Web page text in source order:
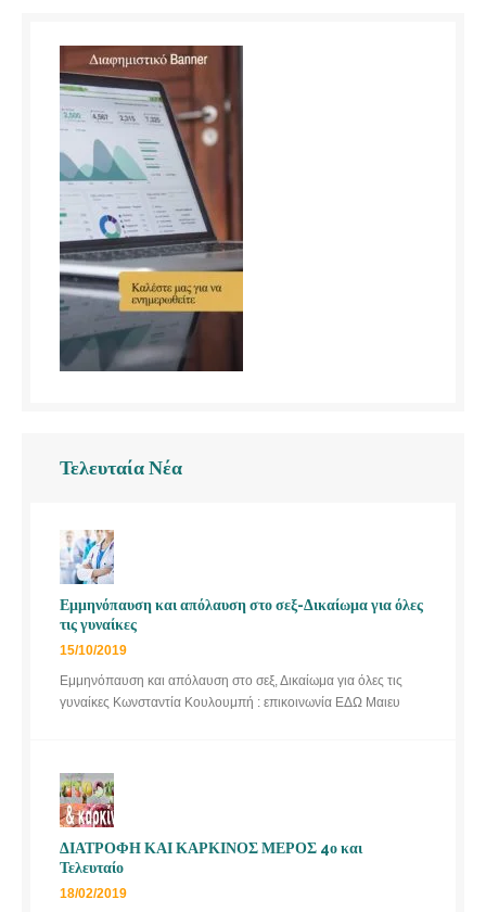
Τελευταία Νέα
Εμμηνόπαυση και απόλαυση στο σεξ-Δικαίωμα για όλες
τις γυναίκες
15/10/2019
Εμμηνόπαυση και απόλαυση στο σεξ, Δικαίωμα για όλες τις
γυναίκες Κωνσταντία Κουλουμπή : επικοινωνία ΕΔΩ Μαιευ
ΔΙΑΤΡΟΦΗ ΚΑΙ ΚΑΡΚΙΝΟΣ ΜΕΡΟΣ 4ο και
Τελευταίο
18/02/2019